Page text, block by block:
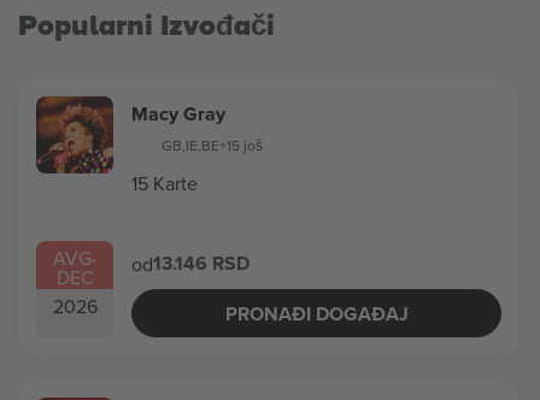
Popularni Izvođači
AVG-
DEC
2026
Macy Gray
GB,IE,BE+15 još
15 Karte
od13.146 RSD
PRONAĐI DOGAĐAJ